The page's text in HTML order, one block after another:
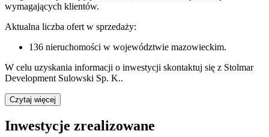
wymagających klientów.
Aktualna liczba ofert w sprzedaży:
136 nieruchomości w województwie mazowieckim.
W celu uzyskania informacji o inwestycji skontaktuj się z Stolmar
Development Sulowski Sp. K..
Czytaj więcej
Inwestycje zrealizowane